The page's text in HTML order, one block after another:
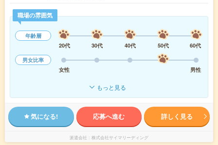
職場の雰囲気
年齢層
20代
30代 40代 50代
60代
男女比率
女性
男性
もっと見る
気になる! 応募へ進む 詳しく見る
派遣会社 株式会社サイマリーディング